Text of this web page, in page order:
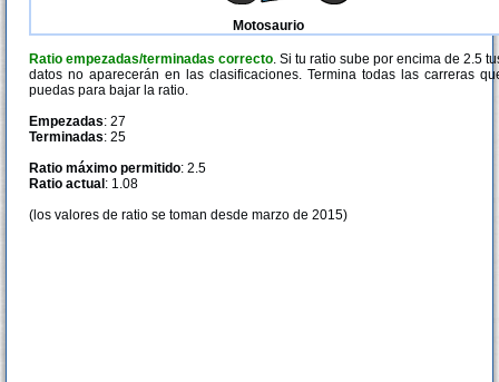
Motosaurio
Ratio empezadas/terminadas correcto. Si tu ratio sube por encima de 2.5
datos no aparecerán en las clasificaciones. Termina todas las carreras
puedas para bajar la ratio.
Empezadas: 27
Terminadas: 25
Ratio máximo permitido: 2.5
Ratio actual : 1.08
(los valores de ratio se toman desde marzo de 2015)